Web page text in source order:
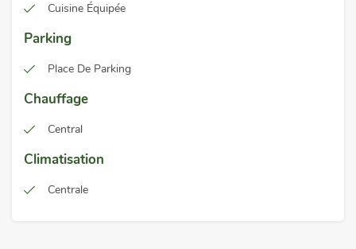
Cuisine Équipée
Parking
Place De Parking
Chauffage
Central
Climatisation
Centrale